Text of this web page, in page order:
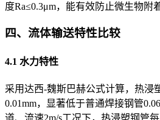
度Ra≤0.3μm，能有效防止微生物附
四、流体输送特性比较
4.1 水力特性
采用达西-魏斯巴赫公式计算，热浸
0.01mm，显著低于普通焊接钢管
道、流速2m/s工况下，热浸塑钢管每